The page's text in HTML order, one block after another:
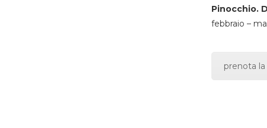
Pinocchio.
febbraio –
prenota